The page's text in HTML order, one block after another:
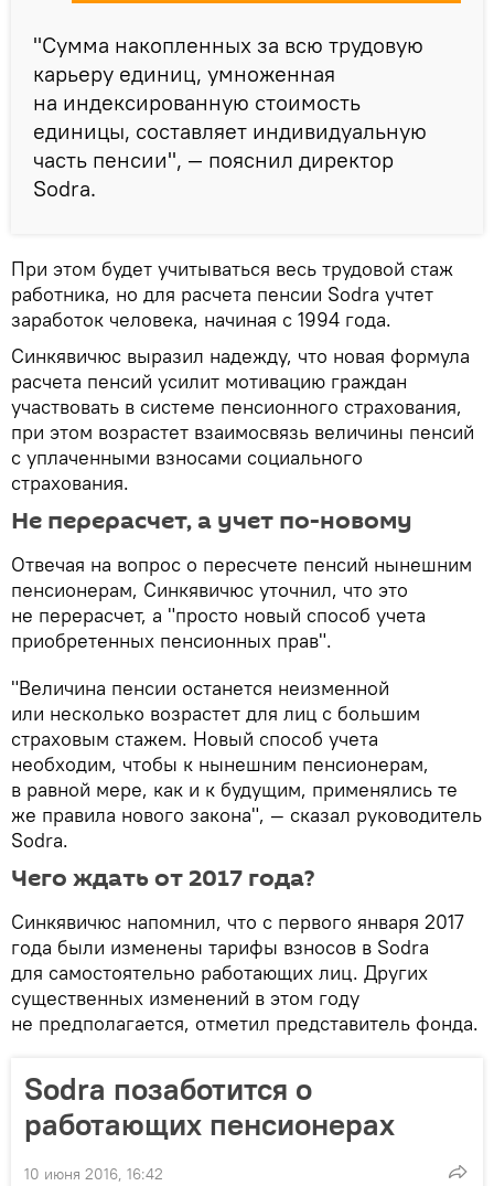
"Сумма накопленных за всю трудовую
карьеру единиц, умноженная
на индексированную стоимость
единицы, составляет индивидуальную
часть пенсии", — пояснил директор
Sodra.
При этом будет учитываться весь трудовой стаж
работника, но для расчета пенсии Sodra учтет
заработок человека, начиная с 1994 года.
Синкявичюс выразил надежду, что новая формула
расчета пенсий усилит мотивацию граждан
участвовать в системе пенсионного страхования,
при этом возрастет взаимосвязь величины пенсий
с уплаченными взносами социального
страхования.
Не перерасчет, а учет по-новому
Отвечая на вопрос о пересчете пенсий нынешним
пенсионерам, Синкявичюс уточнил, что это
не перерасчет, а "просто новый способ учета
приобретенных пенсионных прав".
"Величина пенсии останется неизменной
или несколько возрастет для лиц с большим
страховым стажем. Новый способ учета
необходим, чтобы к нынешним пенсионерам,
в равной мере, как и к будущим, применялись те
же правила нового закона", — сказал руководитель
Sodra.
Чего ждать от 2017 года?
Синкявичюс напомнил, что с первого января 2017
года были изменены тарифы взносов в Sodra
для самостоятельно работающих лиц. Других
существенных изменений в этом году
не предполагается, отметил представитель фонда.
Sodra позаботится о
работающих пенсионерах
10 июня 2016, 16:42